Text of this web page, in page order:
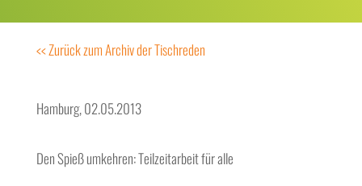
<< Zurück zum Archiv der Tischreden
Hamburg, 02.05.2013
Den Spieß umkehren: Teilzeitarbeit für alle